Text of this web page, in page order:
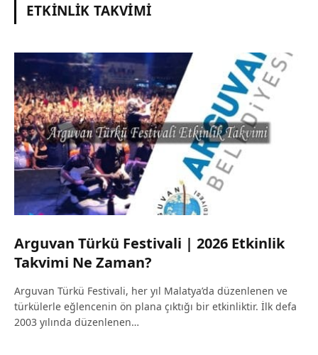
ETKINLIK TAKVIMI
Arguvan Türkü Festivali | 2026 Etkinlik
Takvimi Ne Zaman?
Arguvan Türkü Festivali, her yıl Malatya’da düzenlenen ve
türkülerle eğlencenin ön plana çıktığı bir etkinliktir. İlk defa
2003 yılında düzenlenen…